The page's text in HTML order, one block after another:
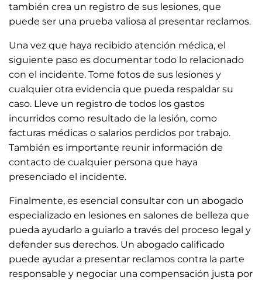
también crea un registro de sus lesiones, que
puede ser una prueba valiosa al presentar reclamos.
Una vez que haya recibido atención médica, el
siguiente paso es documentar todo lo relacionado
con el incidente. Tome fotos de sus lesiones y
cualquier otra evidencia que pueda respaldar su
caso. Lleve un registro de todos los gastos
incurridos como resultado de la lesión, como
facturas médicas o salarios perdidos por trabajo.
También es importante reunir información de
contacto de cualquier persona que haya
presenciado el incidente.
Finalmente, es esencial consultar con un abogado
especializado en lesiones en salones de belleza que
pueda ayudarlo a guiarlo a través del proceso legal y
defender sus derechos. Un abogado calificado
puede ayudar a presentar reclamos contra la parte
responsable y negociar una compensación justa por